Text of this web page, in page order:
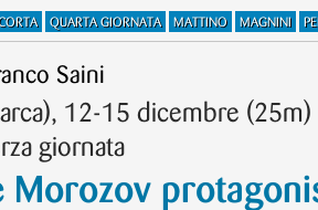
QUARTA GIORNATA MATTINO MAGNINI
Saini
12-15 dicembre
giornata
Morozov